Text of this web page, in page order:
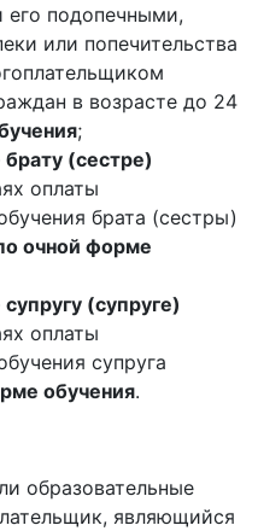
подопечными,
или попечительства
в возрасте до 24
;
брату (сестре)
оплаты
брата (сестры)
очной форме
супругу (супруге)
оплаты
супруга
обучения.
образовательные
являющийся